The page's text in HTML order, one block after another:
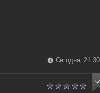
Сегодня, 21:30